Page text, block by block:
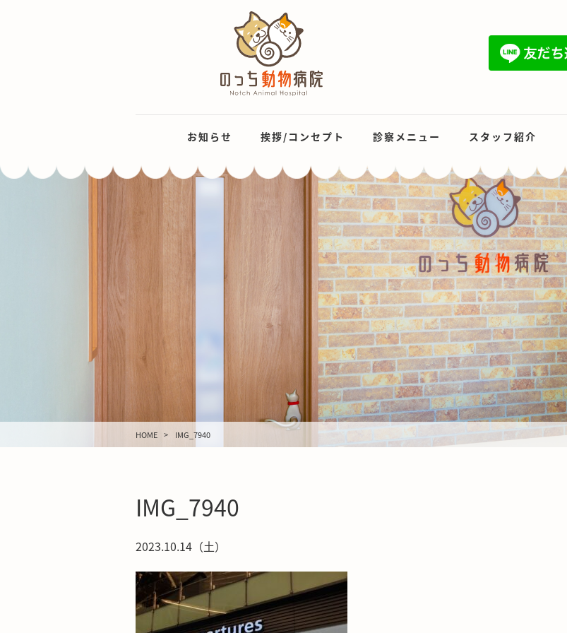
お知らせ 挨拶/コンセプト 診察メニュー スタッフ紹介
HOME IMG_7940
IMG_7940
2023.10.14（土）